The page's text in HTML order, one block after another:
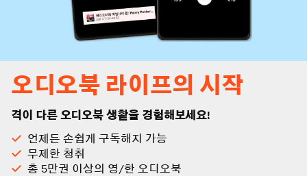
오디오북 라이프의 시작
격이 다른 오디오북 생활을 경험해보세요!
언제든 손쉽게 구독해지 가능
무제한 청취
총 5만권 이상의 영/한 오디오북